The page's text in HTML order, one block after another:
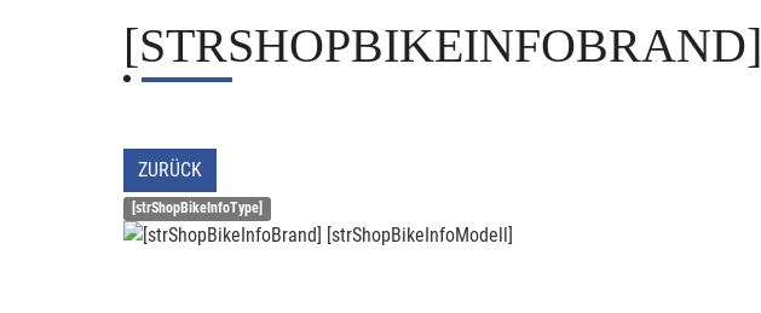
[STRSHOPBIKEINFOBRAND]
ZURÜCK
[strShopBikeInfoType]